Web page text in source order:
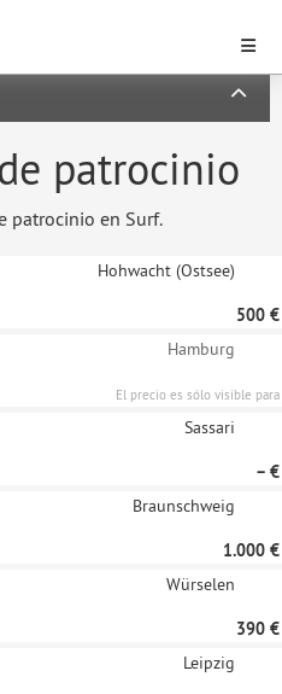
patrocinio
patrocinio en Surf.
Hohwacht (Ostsee)
500 €
Hamburg
El precio es sólo visible para
patrocinadores registrados.
Sassari
– €
Braunschweig
1.000 €
Würselen
390 €
Leipzig